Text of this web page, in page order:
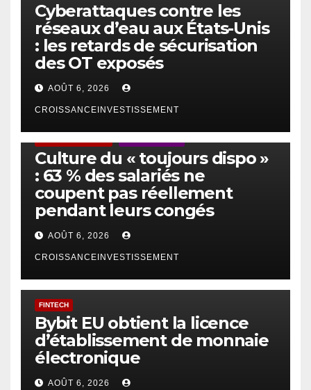
Cyberattaques contre les
réseaux d’eau aux États-Unis
: les retards de sécurisation
des OT exposés
AOÛT 6, 2026
CROISSANCEINVESTISSEMENT
Culture du « toujours dispo »
: 63 % des salariés ne
coupent pas réellement
pendant leurs congés
AOÛT 6, 2026
CROISSANCEINVESTISSEMENT
FINTECH
Bybit EU obtient la licence
d’établissement de monnaie
électronique
AOÛT 6, 2026